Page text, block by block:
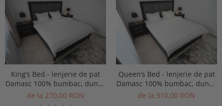
King’s Bed - lenjerie de pat
Damasc 100% bumbac, dungă
de 1 cm personalizabila pe
de la 270,00 RON
Queen’s Bed - lenjerie de pat
Damasc 100% bumbac, dungă
de 0.5 cm personalizabila pe
de la 310,00 RON